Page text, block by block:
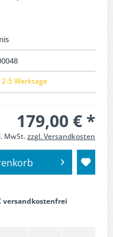
2-5 Werktage
179,00 € *
MwSt.zzgl. Versandkosten
versandkostenfrei